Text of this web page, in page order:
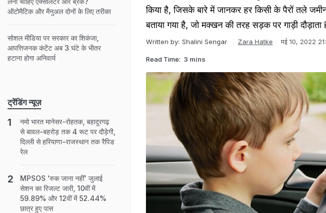
किया है, जिसके बारे में जानकर हर किसी के पैरों तले
बताया गया है, जो मक्खन की तरह सड़क पर गाड़ी दौड़ाता
Written by: Shalini Sengar Zara Hatke मई 10, 2022
Read Time: 3 mins
ऑटोमैटिक और मैनुअल दोनों के लिए तरीका
सोशल मीडिया पर सरकार का शिकंजा,
आपत्तिजनक कंटेंट अब 3 घंटे के भीतर
हटाना होगा अनिवार्य
ट्रेंडिंग न्यूज़
नमो भारत मानेसर-रोहतक, बहादुरगढ़
से बावल-बहरोड़ तक 4 रूट पर दौड़ेगी,
दिल्ली से हरियाणा-राजस्थान तक रैपिड
रेल
MPSOS 'रुक जाना नहीं' जुलाई
सेशन का रिजल्ट जारी, 10वीं में
59.89% और 12वीं में 52.44%
छात्र हुए पास